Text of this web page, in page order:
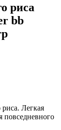
риса
bb
Легкая
повседневного